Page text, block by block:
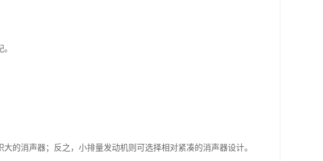
的消声器；反之，小排量发动机则可选择相对紧凑的消声器设计。